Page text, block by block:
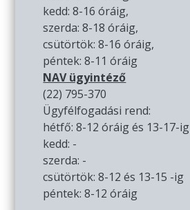
kedd: 8-16 óráig,
szerda: 8-18 óráig,
csütörtök: 8-16 óráig,
péntek: 8-11 óráig
NAV ügyintéző
(22) 795-370
Ügyfélfogadási rend:
hétfő: 8-12 óráig és 13-17-ig
kedd: -
szerda: -
csütörtök: 8-12 és 13-15 -ig
péntek: 8-12 óráig